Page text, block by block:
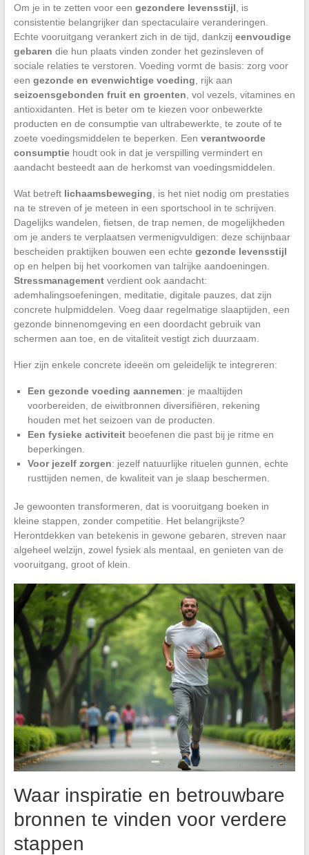
Om je in te zetten voor een gezondere levensstijl , is
consistentie belangrijker dan spectaculaire veranderingen.
Echte vooruitgang verankert zich in de tijd, dankzij eenvoudige
gebaren die hun plaats vinden zonder het gezinsleven of
sociale relaties te verstoren. Voeding vormt de basis: zorg voor
een gezonde en evenwichtige voeding , rijk aan
seizoensgebonden fruit en groenten , vol vezels, vitamines en
antioxidanten. Het is beter om te kiezen voor onbewerkte
producten en de consumptie van ultrabewerkte, te zoute of te
zoete voedingsmiddelen te beperken. Een verantwoorde
consumptiehoudt ook in dat je verspilling vermindert en
aandacht besteedt aan de herkomst van voedingsmiddelen.
Wat betreft lichaamsbeweging , is het niet nodig om prestaties
na te streven of je meteen in een sportschool in te schrijven.
Dagelijks wandelen, fietsen, de trap nemen, de mogelijkheden
om je anders te verplaatsen vermenigvuldigen: deze schijnbaar
bescheiden praktijken bouwen een echte gezonde levensstijl
op en helpen bij het voorkomen van talrijke aandoeningen.
Stressmanagementverdient ook aandacht:
ademhalingsoefeningen, meditatie, digitale pauzes, dat zijn
concrete hulpmiddelen. Voeg daar regelmatige slaaptijden, een
gezonde binnenomgeving en een doordacht gebruik van
schermen aan toe, en de vitaliteit vestigt zich duurzaam.
Hier zijn enkele concrete ideeën om geleidelijk te integreren:
Een gezonde voeding aannemen: je maaltijden
voorbereiden, de eiwitbronnen diversifiëren, rekening
houden met het seizoen van de producten.
Een fysieke activiteitbeoefenen die past bij je ritme en
beperkingen.
Voor jezelf zorgen: jezelf natuurlijke rituelen gunnen, echte
rusttijden nemen, de kwaliteit van je slaap beschermen.
Je gewoonten transformeren, dat is vooruitgang boeken in
kleine stappen, zonder competitie. Het belangrijkste?
Herontdekken van betekenis in gewone gebaren, streven naar
algeheel welzijn, zowel fysiek als mentaal, en genieten van de
vooruitgang, groot of klein.
Waar inspiratie en betrouwbare
bronnen te vinden voor verdere
stappen